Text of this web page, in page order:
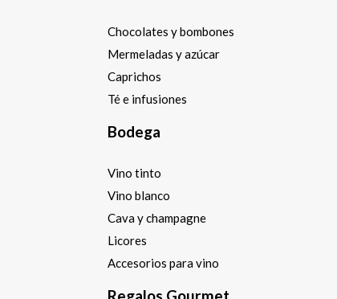
Chocolates y bombones
Mermeladas y azúcar
Caprichos
Té e infusiones
Bodega
Vino tinto
Vino blanco
Cava y champagne
Licores
Accesorios para vino
Regalos Gourmet